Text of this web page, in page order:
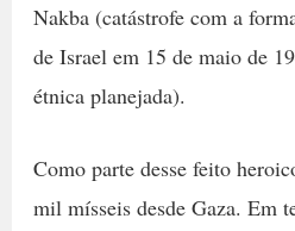
Nakba (catástrofe com a
de Israel em 15 de maio de
étnica planejada).
Como parte desse feito
mil mísseis desde Gaza. Em